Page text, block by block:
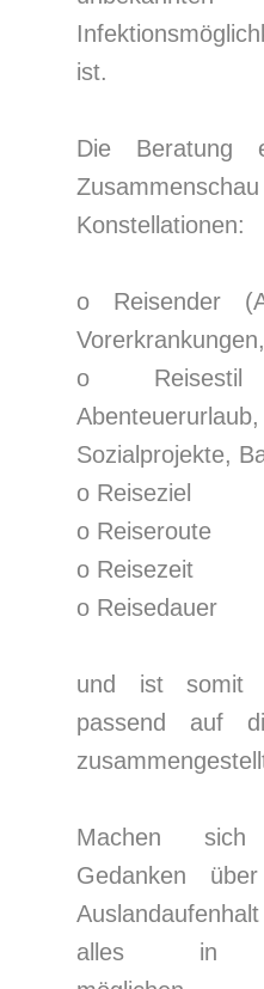
ist.
Die Beratung
Konstellationen:
o Reisender
o Reisestil
Sozialprojekte,
o Reiseziel
o Reiseroute
o Reisezeit
o Reisedauer
und ist somit
passend auf
Machen
Gedanken
alles in